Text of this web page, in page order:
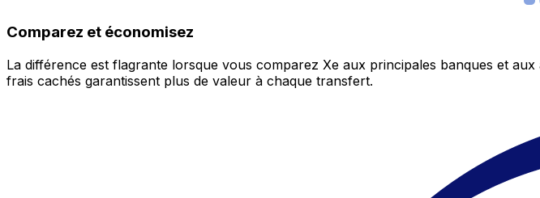
Comparez et économisez
La différence est flagrante lorsque vous comparez Xe aux principales banques et
frais cachés garantissent plus de valeur à chaque transfert.